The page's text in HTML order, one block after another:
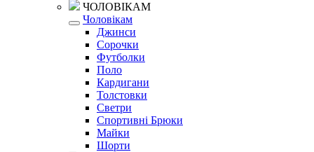
ЧОЛОВІКАМ
Чоловікам
Джинси
Сорочки
Футболки
Поло
Кардигани
Толстовки
Светри
Спортивні Брюки
Майки
Шорти